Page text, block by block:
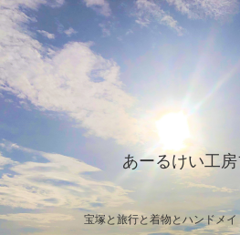
あーるけい工
宝塚と旅行と着物とハンドメ